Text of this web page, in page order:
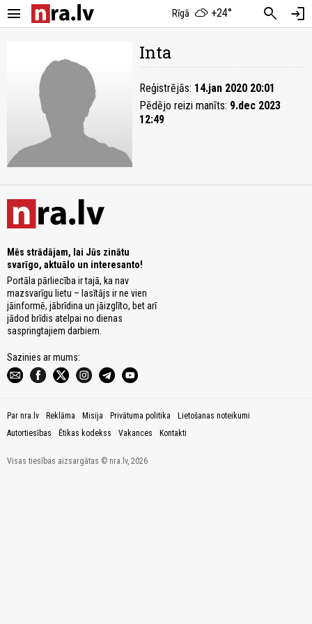
menu Rīgā +24° search login
Inta
Reģistrējās: 14.jan 2020 20:01
Pēdējo reizi manīts: 9.dec 2023
12:49
Mēs strādājam, lai Jūs zinātu
svarīgo, aktuālo un interesanto!
Portāla pārliecība ir tajā, ka nav
mazsvarīgu lietu – lasītājs ir ne vien
jāinformē, jābrīdina un jāizglīto, bet arī
jādod brīdis atelpai no dienas
saspringtajiem darbiem.
Sazinies ar mums:
Par nra.lv Reklāma Misija Privātuma politika
Lietošanas noteikumi
Autortiesības
Ētikas kodekss Vakances Kontakti
Visas tiesības aizsargātas © nra.lv, 2026